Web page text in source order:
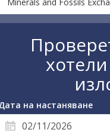
Minerals and Fossils
на настаняване